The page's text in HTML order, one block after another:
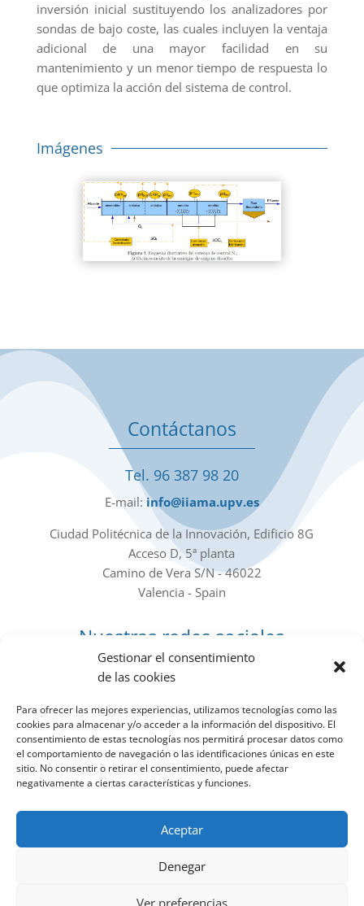
Gestionar el consentimiento
de las cookies
Para ofrecer las mejores experiencias, utilizamos tecnologías como las
cookies para almacenar y/o acceder a la información del dispositivo. El
consentimiento de estas tecnologías nos permitirá procesar datos como
el comportamiento de navegación o las identificaciones únicas en este
sitio. No consentir o retirar el consentimiento, puede afectar
negativamente a ciertas características y funciones.
Aceptar
Denegar
Ver preferencias
inversión inicial sustituyendo los analizadores por
sondas de bajo coste, las cuales incluyen la ventaja
adicional de una mayor facilidad en su
mantenimiento y un menor tiempo de respuesta lo
que optimiza la acción del sistema de control.
Imágenes
Contáctanos
Tel. 96 387 98 20
E-mail: info@iiama.upv.es
Ciudad Politécnica de la Innovación, Edificio 8G
Acceso D, 5ª planta
Camino de Vera S/N - 46022
Valencia - Spain
Nuestras redes sociales
Boletín de noticias
Subscríbete al boletín!